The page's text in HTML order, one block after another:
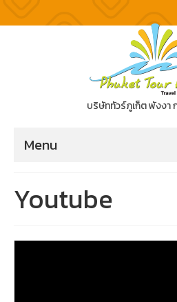
บริษัททัวร์ภูเก็ต พังงา
Menu
ทัวร์แนะนำ
ทัวร์ภูเก็ต
Youtube